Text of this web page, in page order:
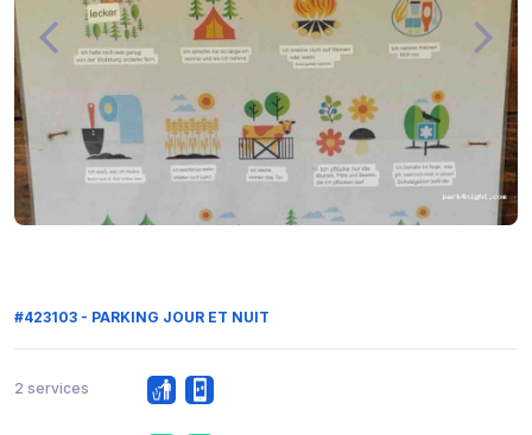
#423103 - PARKING JOUR ET NUIT
2 services